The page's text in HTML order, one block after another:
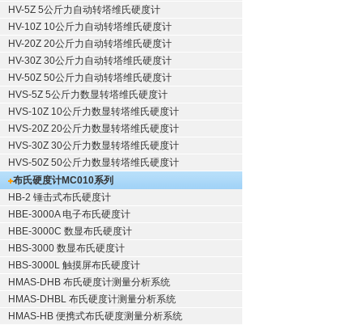
HV-5Z 5公斤力自动转塔维氏硬度计
HV-10Z 10公斤力自动转塔维氏硬度计
HV-20Z 20公斤力自动转塔维氏硬度计
HV-30Z 30公斤力自动转塔维氏硬度计
HV-50Z 50公斤力自动转塔维氏硬度计
HVS-5Z 5公斤力数显转塔维氏硬度计
HVS-10Z 10公斤力数显转塔维氏硬度计
HVS-20Z 20公斤力数显转塔维氏硬度计
HVS-30Z 30公斤力数显转塔维氏硬度计
HVS-50Z 50公斤力数显转塔维氏硬度计
布氏硬度计MC010系列
HB-2 锤击式布氏硬度计
HBE-3000A 电子布氏硬度计
HBE-3000C 数显布氏硬度计
HBS-3000 数显布氏硬度计
HBS-3000L 触摸屏布氏硬度计
HMAS-DHB 布氏硬度计测量分析系统
HMAS-DHBL 布氏硬度计测量分析系统
HMAS-HB 便携式布氏硬度测量分析系统